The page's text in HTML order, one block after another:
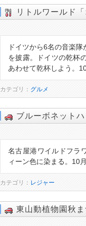
リトルワールド
ドイツから6名の音楽
を披露。ドイツの乾杯
あわせて乾杯しよう。
カテゴリ： グルメ
ブルーボネット
名古屋港ワイルドフラ
ィーン色に染まる。10
カテゴリ： レジャー
東山動植物園秋ま